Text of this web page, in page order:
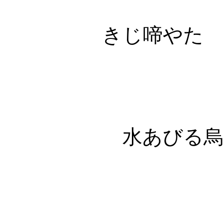
きじ啼やた
水あびる